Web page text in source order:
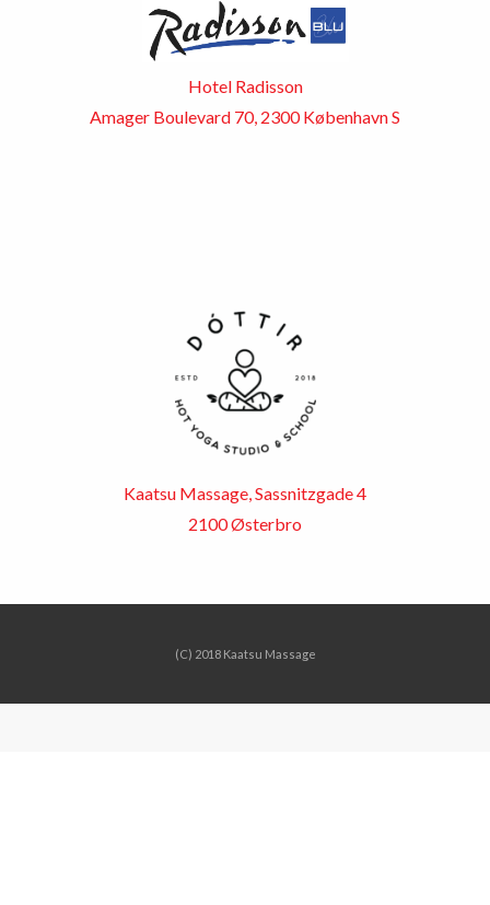
Hotel Radisson
Amager Boulevard 70, 2300 København S
Kaatsu Massage, Sassnitzgade 4
2100 Østerbro
(C) 2018 Kaatsu Massage